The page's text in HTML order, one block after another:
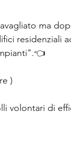
(errori)
3.0
webinar,
ma
residenziali
)
volontari di